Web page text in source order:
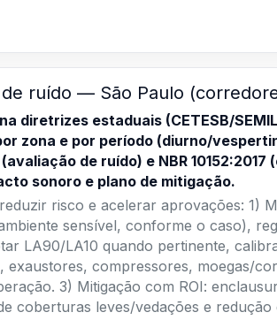
de ruído — São Paulo
diretrizes estaduais (CETESB/
zona e por período (diurno/
(avaliação de ruído) e NBR
sonoro e plano de mitigação.
risco e acelerar aprovações: 1)
sensível, conforme o caso),
LA90/LA10 quando pertinente,
exaustores, compressores, moegas/
3) Mitigação com ROI:
coberturas leves/vedações e
simule cenários de licenciamento e